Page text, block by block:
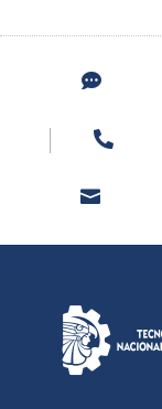


